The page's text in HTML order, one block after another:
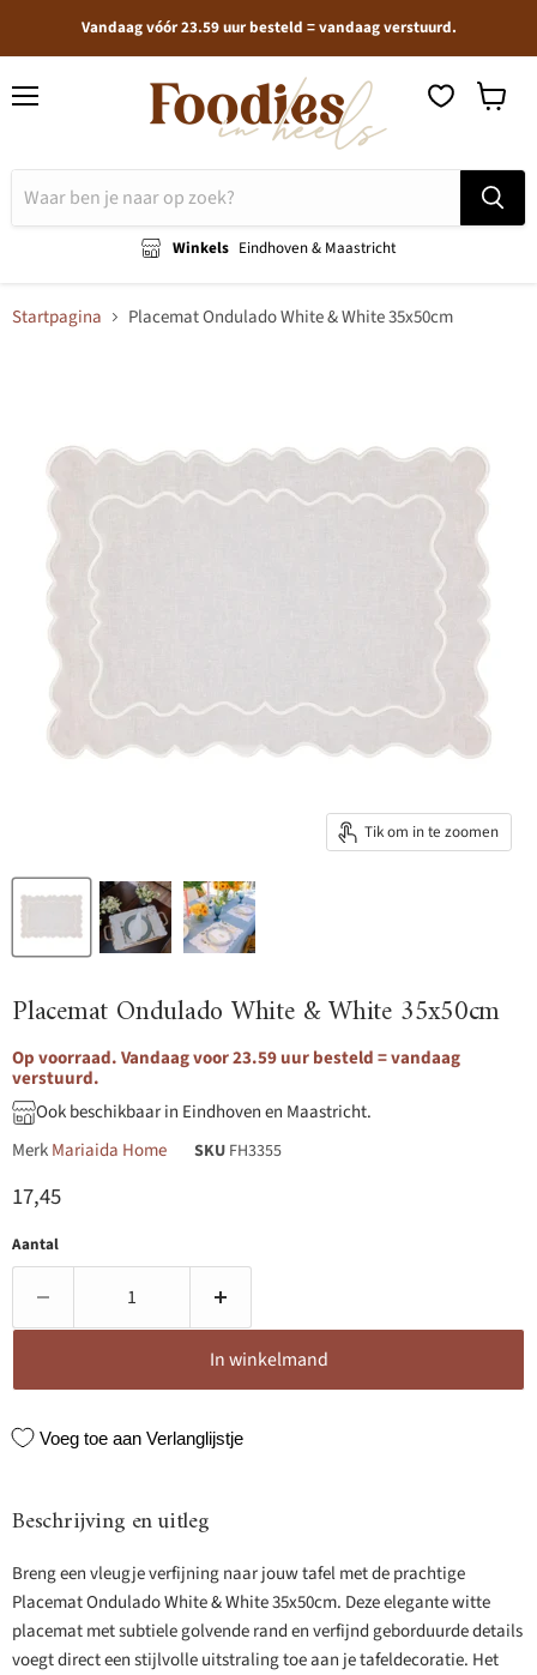
Vandaag vóór 23.59 uur besteld = vandaag verstuurd.
Winkels Eindhoven & Maastricht
Startpagina Placemat Ondulado White & White 35x50cm
Tik om in te zoomen
Placemat Ondulado White & White 35x50cm
Op voorraad. Vandaag voor 23.59 uur besteld = vandaag
verstuurd.
Ook beschikbaar in Eindhoven en Maastricht.
MerkMariaida Home SKU FH3355
Huidige prijs
17,45
Aantal
In winkelmand
Voeg toe aan Verlanglijstje
Beschrijving en uitleg
Breng een vleugje verfijning naar jouw tafel met de prachtige
Placemat Ondulado White & White 35x50cm. Deze elegante witte
placemat met subtiele golvende rand en verfijnd geborduurde details
voegt direct een stijlvolle uitstraling toe aan je tafeldecoratie. Het